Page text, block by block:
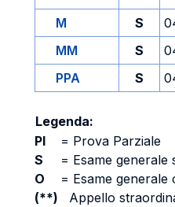
M
S
MM
S
PPA
S
Legenda:
PI
= Prova Parziale
S
= Esame generale
O
= Esame generale
(**)
Appello